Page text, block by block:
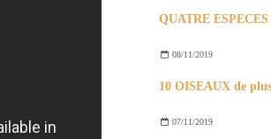
08/11/2019
07/11/2019